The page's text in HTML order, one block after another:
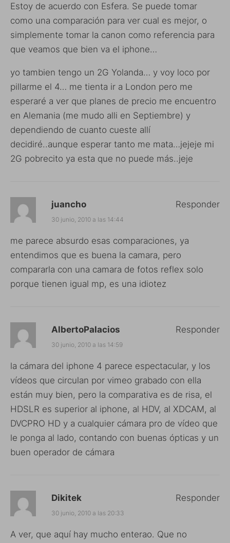
Estoy de acuerdo con Esfera. Se puede tomar
como una comparación para ver cual es mejor, o
simplemente tomar la canon como referencia para
que veamos que bien va el iphone…
yo tambien tengo un 2G Yolanda… y voy loco por
pillarme el 4… me tienta ir a London pero me
esperaré a ver que planes de precio me encuentro
en Alemania (me mudo alli en Septiembre) y
dependiendo de cuanto cueste allí
decidiré..aunque esperar tanto me mata…jejeje mi
2G pobrecito ya esta que no puede más..jeje
juancho
30 junio, 2010 a las 14:44
me parece absurdo esas comparaciones, ya
entendimos que es buena la camara, pero
compararla con una camara de fotos reflex solo
porque tienen igual mp, es una idiotez
Responder
AlbertoPalacios
30 junio, 2010 a las 14:59
la cámara del iphone 4 parece espectacular, y los
vídeos que circulan por vimeo grabado con ella
están muy bien, pero la comparativa es de risa, el
HDSLR es superior al iphone, al HDV, al XDCAM, al
DVCPRO HD y a cualquier cámara pro de vídeo que
le ponga al lado, contando con buenas ópticas y un
buen operador de cámara
Responder
Dikitek
30 junio, 2010 a las 20:33
A ver, que aquí hay mucho enterao. Que no
Responder